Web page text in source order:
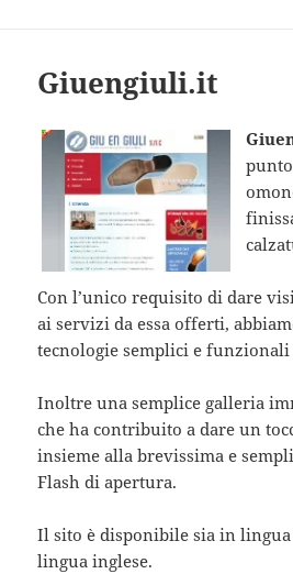
Giuengiuli.it
Con l’unico requisito di dare
ai servizi da essa offerti,
tecnologie semplici e funzionali
Inoltre una semplice galleria
che ha contribuito a dare un
insieme alla brevissima e
Flash di apertura.
Il sito è disponibile sia in
lingua inglese.